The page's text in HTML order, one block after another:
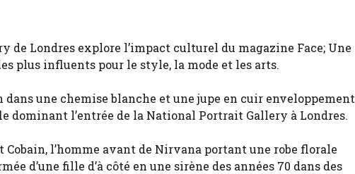
Londres explore l’impact culturel du magazine Face; Une
plus influents pour le style, la mode et les arts.
une chemise blanche et une jupe en cuir enveloppement
dominant l’entrée de la National Portrait Gallery à Londres.
l’homme avant de Nirvana portant une robe florale
d’une fille d’à côté en une sirène des années 70 dans des